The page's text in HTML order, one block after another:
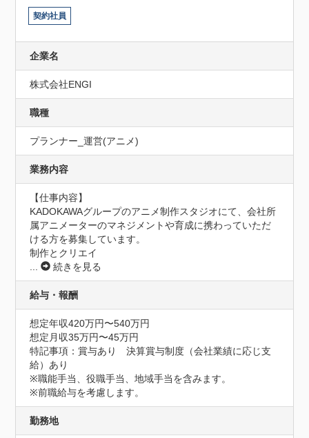
契約社員
企業名
株式会社ENGI
職種
プランナー_運営(アニメ)
業務内容
【仕事内容】
KADOKAWAグループのアニメ制作スタジオにて、会社所
属アニメーターのマネジメントや育成に携わっていただ
ける方を募集しています。
制作とクリエイ
...
続きを見る
給与・報酬
想定年収420万円〜540万円
想定月収35万円〜45万円
特記事項：賞与あり　決算賞与制度（会社業績に応じ支
給）あり
※職能手当、役職手当、地域手当を含みます。
※前職給与を考慮します。
勤務地